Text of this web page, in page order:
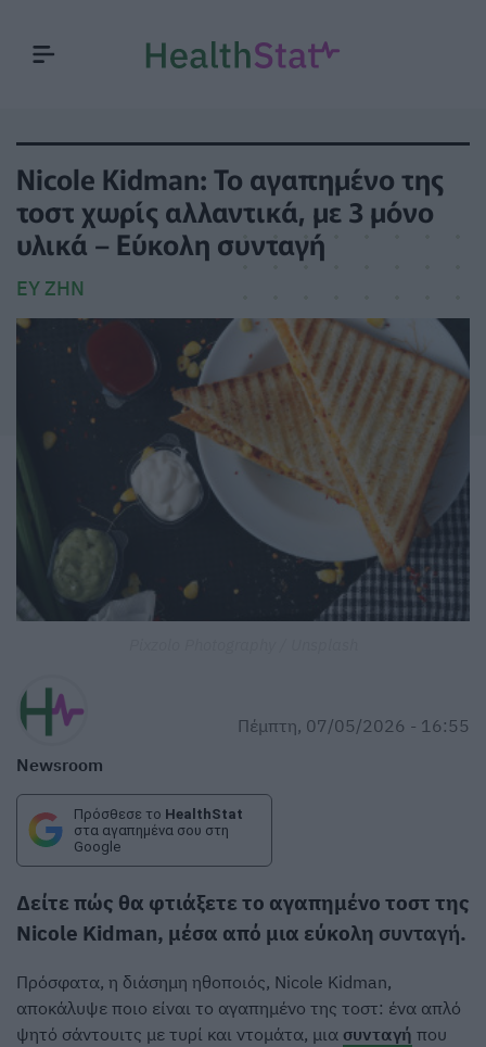
Nicole Kidman: Το αγαπημένο της
τοστ χωρίς αλλαντικά, με 3 μόνο
υλικά – Εύκολη συνταγή
ΕΥ ΖΗΝ
Newsroom
Πέμπτη, 07/05/2026 - 16:55
Πρόσθεσε το HealthStat
στα αγαπημένα σου στη
Google
Δείτε πώς θα φτιάξετε το αγαπημένο τοστ της
Nicole Kidman, μέσα από μια εύκολη συνταγή.
Πρόσφατα, η διάσημη ηθοποιός, Nicole Kidman,
αποκάλυψε ποιο είναι το αγαπημένο της τοστ: ένα απλό
ψητό σάντουιτς με τυρί και ντομάτα, μια συνταγή που